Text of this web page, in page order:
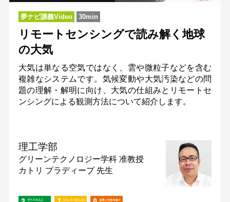
夢ナビ講義Video 30min
リモートセンシングで読み解く地球
の大気
大気は単なる空気ではなく、雲や微粒子などを含む
複雑なシステムです。気候変動や大気汚染などの問
題の理解・解明に向け、大気の仕組みとリモートセ
ンシングによる観測方法について紹介します。
理工学部
グリーンテクノロジー学科 准教授
カトリ プラディープ 先生